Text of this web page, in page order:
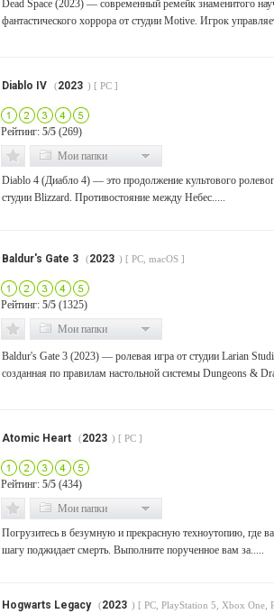
Dead Space (2023) — современный ремейк знаменитого
фантастического хоррора от студии Motive. Игрок
Diablo IV (2023 ) [ PC ]
Рейтинг: 5/5 (269)
Мои папки
Diablo 4 (Диабло 4) — это продолжение культового
студии Blizzard. Противостояние между Небес.....
Baldur's Gate 3 (2023 ) [ PC, macOS ]
Рейтинг: 5/5 (1325)
Мои папки
Baldur's Gate 3 (2023) — ролевая игра от студии Larian
созданная по правилам настольной системы Dungeons &
Atomic Heart (2023 ) [ PC ]
Рейтинг: 5/5 (434)
Мои папки
Погрузитесь в безумную и прекрасную техноутопию, где
шагу поджидает смерть. Выполните порученное вам за.....
Hogwarts Legacy (2023 ) [ PC, PlayStation 5, Xbox One,